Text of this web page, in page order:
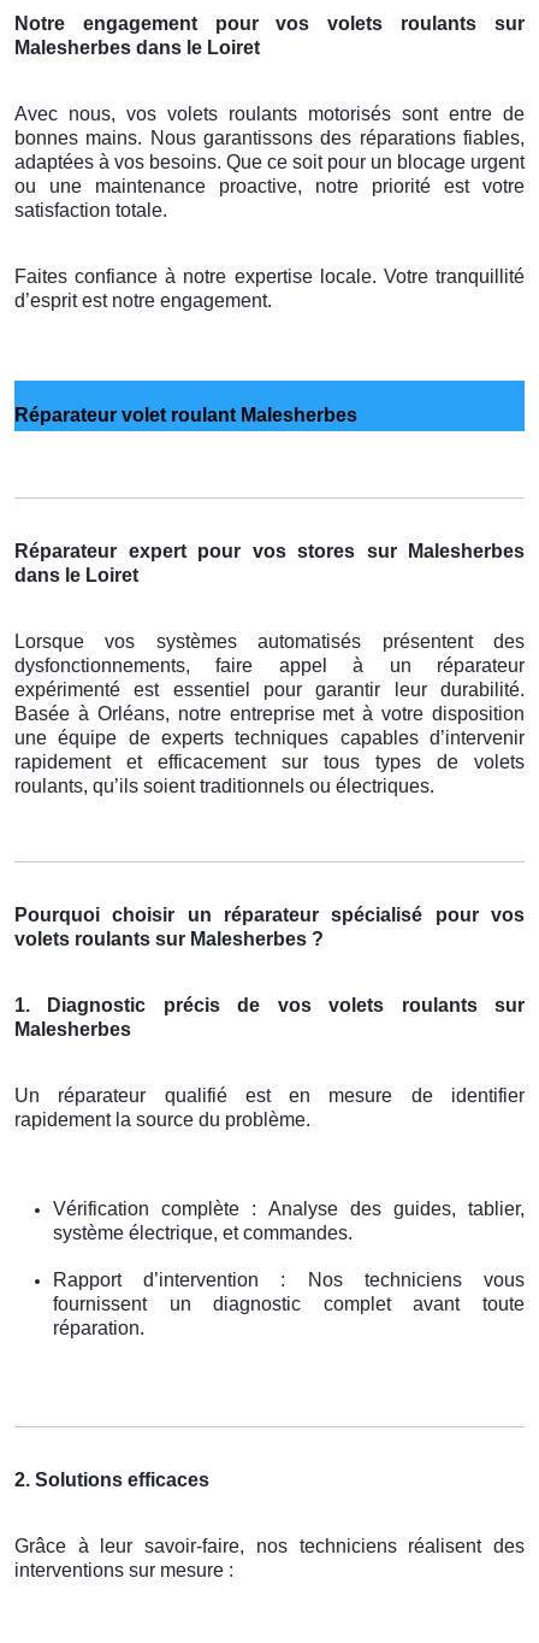
Notre engagement pour vos volets roulants sur
Malesherbes dans le Loiret
Avec nous, vos volets roulants motorisés sont entre de
bonnes mains. Nous garantissons des réparations fiables,
adaptées à vos besoins. Que ce soit pour un blocage urgent
ou une maintenance proactive, notre priorité est votre
satisfaction totale.
Faites confiance à notre expertise locale. Votre tranquillité
d’esprit est notre engagement.
Réparateur volet roulant Malesherbes
Réparateur expert pour vos stores sur Malesherbes
dans le Loiret
Lorsque vos systèmes automatisés présentent des
dysfonctionnements, faire appel à un réparateur
expérimenté est essentiel pour garantir leur durabilité.
Basée à Orléans, notre entreprise met à votre disposition
une équipe de experts techniques capables d’intervenir
rapidement et efficacement sur tous types de volets
roulants, qu’ils soient traditionnels ou électriques.
Pourquoi choisir un réparateur spécialisé pour vos
volets roulants sur Malesherbes ?
1. Diagnostic précis de vos volets roulants sur
Malesherbes
Un réparateur qualifié est en mesure de identifier
rapidement la source du problème.
Vérification complète : Analyse des guides, tablier,
système électrique, et commandes.
Rapport d’intervention : Nos techniciens vous
fournissent un diagnostic complet avant toute
réparation.
2. Solutions efficaces
Grâce à leur savoir-faire, nos techniciens réalisent des
interventions sur mesure :